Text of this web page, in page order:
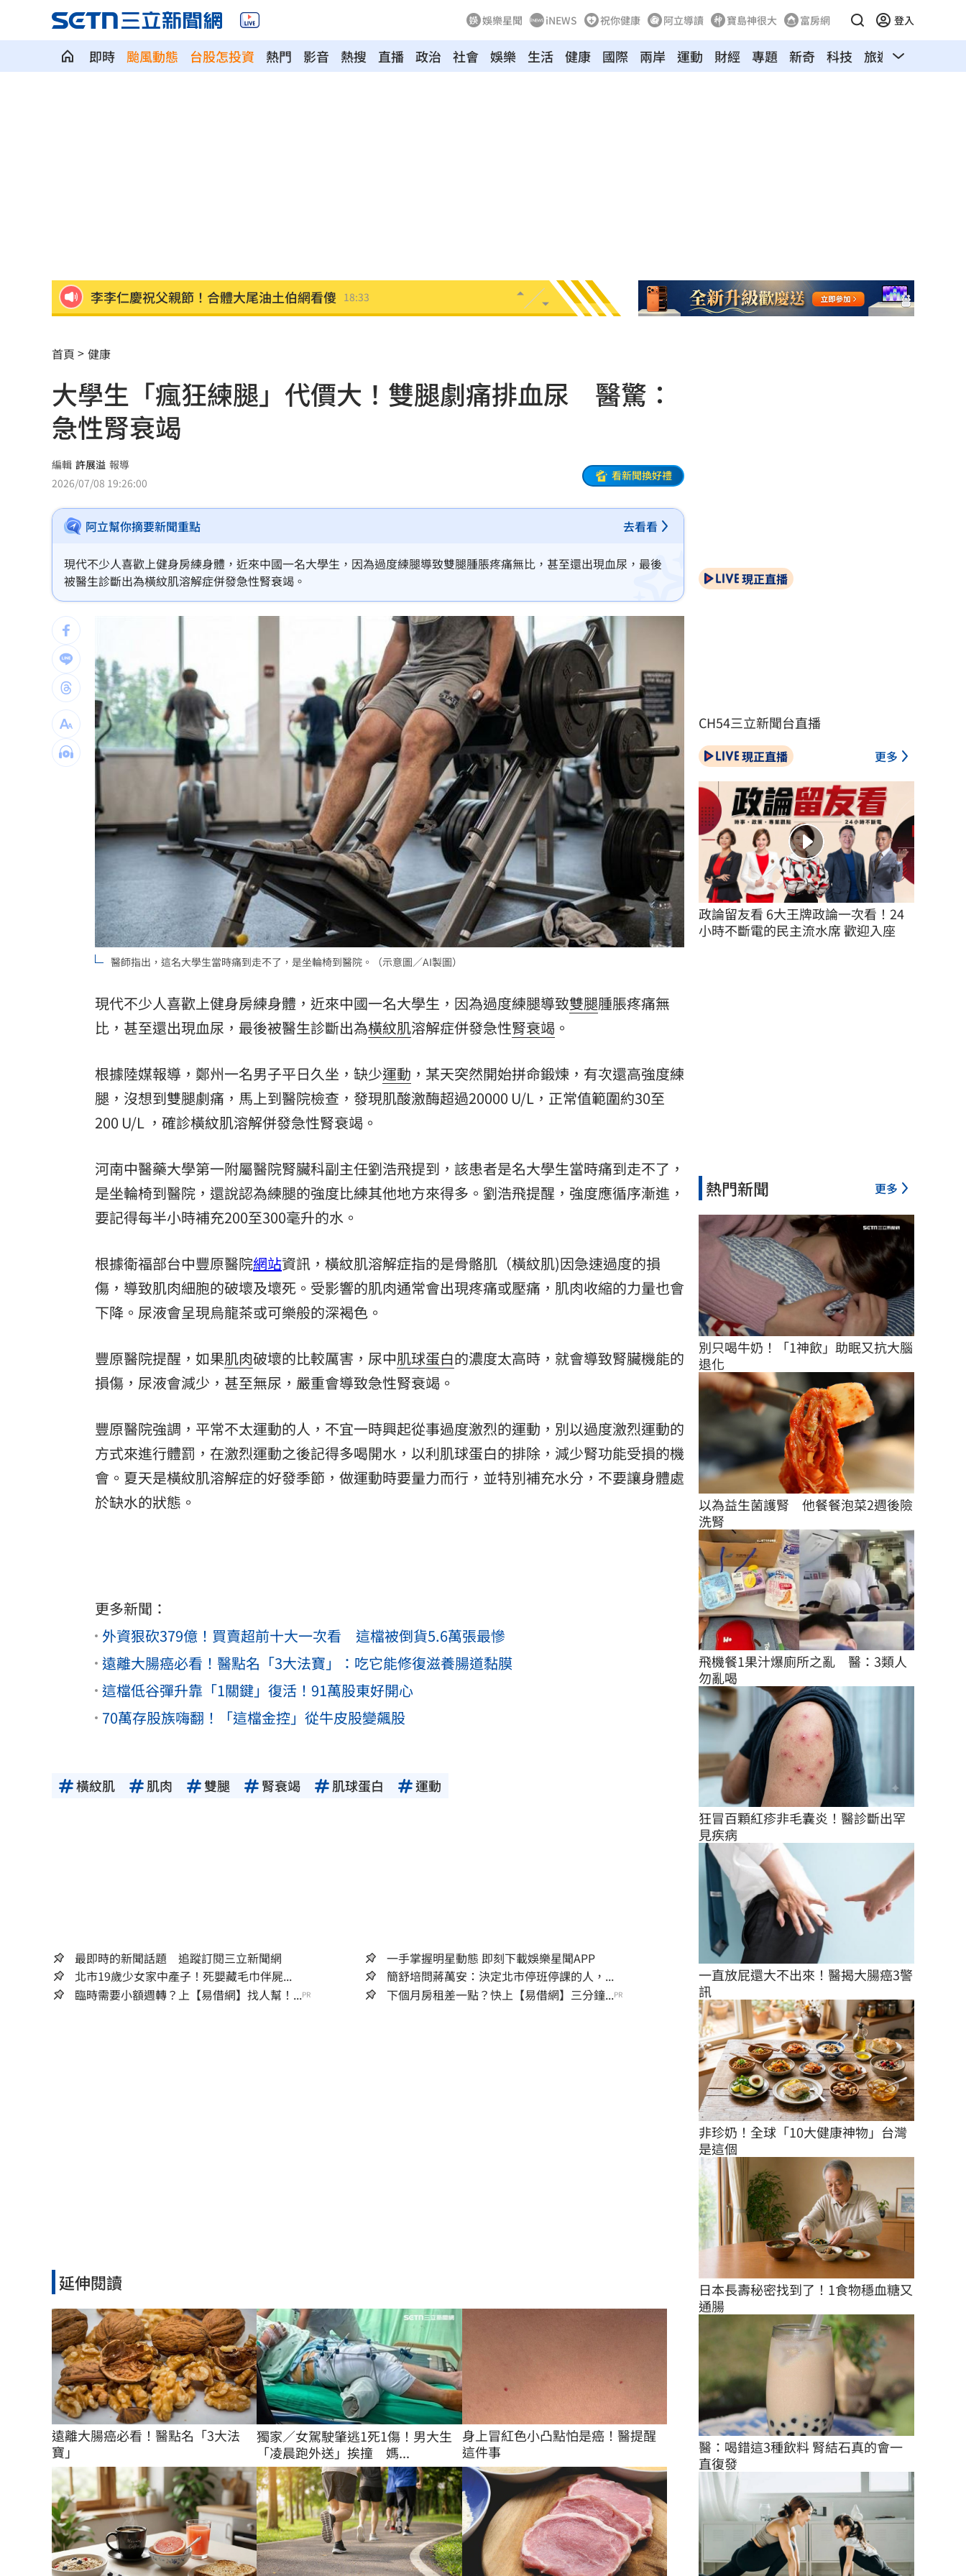
娛樂星聞 iNEWS 祝你健康 阿立導讀 寶島神很大 富房網 登入
即時 颱風動態 台股怎投資 熱門 影音 熱搜 直播 政治 社會 娛樂 生活 健康 國際 兩岸 運動 財經 專題 新奇 科技 旅遊 汽車
小孩不願繫安全帶！全機乘客慘滯留一晚 18:32
台灣高中生超神！這賽事拿下1金2銀2銅
二伯衣印哈哈鄙卑 專家：別穿去日本被笑 18:27
向中國洩半導體機密 前SK海力士員工慘了
基隆房仲淹水控回覆不實 公所：門牌誤會
戰疫苗！他再批蔣萬安：神也是你鬼也是你
星二代闖好聲音挨轟 歌手親姊心疼發聲了
命理師騙「子宮有嬰靈」拿雞蛋性侵得逞 18:13
黃仁勳告白喜歡華莎！她尬稱：不知他是誰 18:10
風大雨大沒放假？她轟蔣萬安用1句話卸責 18:09
白海豚沒陸警卻比巴威有感！氣象署曝關鍵 18:09
台灣彩券開獎直播中 20:31
LIVE三立+24小時直播
三立iNEWS新聞台線上直播 18:00
商場戰國來臨 台中「頂奢大道」逐漸成形 12:00
台彩父親節推新刮刮樂千萬頭獎超「爸」氣 12:00
「拍片人的多重宇宙」職涯論壇9/12登場！
8國球員齊聚高雄 Formosa 7s掀足球熱潮 10:00
首頁 健康
大學生「瘋狂練腿」代價大！雙腿劇痛排血尿 醫驚：
急性腎衰竭
編輯 許展溢 報導
2026/07/08 19:26:00
看新聞換好禮
阿立幫你摘要新聞重點 去看看
現代不少人喜歡上健身房練身體，近來中國一名大學生，因為過度練腿導致雙腿腫脹疼痛無比，甚至還出現血尿，最後
被醫生診斷出為橫紋肌溶解症併發急性腎衰竭。
醫師指出，這名大學生當時痛到走不了，是坐輪椅到醫院。（示意圖／AI製圖）
現代不少人喜歡上健身房練身體，近來中國一名大學生，因為過度練腿導致雙腿腫脹疼痛無
比，甚至還出現血尿，最後被醫生診斷出為橫紋肌溶解症併發急性腎衰竭 。
根據陸媒報導，鄭州一名男子平日久坐，缺少運動 ，某天突然開始拼命鍛煉，有次還高強度練
腿，沒想到雙腿劇痛，馬上到醫院檢查，發現肌酸激酶超過20000 U/L，正常值範圍約30至
200 U/L ，確診橫紋肌溶解併發急性腎衰竭。
河南中醫藥大學第一附屬醫院腎臟科副主任劉浩飛提到，該患者是名大學生當時痛到走不了，
是坐輪椅到醫院，還說認為練腿的強度比練其他地方來得多。劉浩飛提醒，強度應循序漸進，
要記得每半小時補充200至300毫升的水。
根據衛福部台中豐原醫院網站資訊，橫紋肌溶解症指的是骨骼肌（橫紋肌)因急速過度的損
傷，導致肌肉細胞的破壞及壞死。受影響的肌肉通常會出現疼痛或壓痛，肌肉收縮的力量也會
下降。尿液會呈現烏龍茶或可樂般的深褐色。
豐原醫院提醒，如果肌肉破壞的比較厲害，尿中肌球蛋白的濃度太高時，就會導致腎臟機能的
損傷，尿液會減少，甚至無尿，嚴重會導致急性腎衰竭。
豐原醫院強調，平常不太運動的人，不宜一時興起從事過度激烈的運動，別以過度激烈運動的
方式來進行體罰，在激烈運動之後記得多喝開水，以利肌球蛋白的排除，減少腎功能受損的機
會。夏天是橫紋肌溶解症的好發季節，做運動時要量力而行，並特別補充水分，不要讓身體處
於缺水的狀態。
更多新聞：
外資狠砍379億！買賣超前十大一次看 這檔被倒貨5.6萬張最慘
遠離大腸癌必看！醫點名「3大法寶」：吃它能修復滋養腸道黏膜
這檔低谷彈升靠「1關鍵」復活！91萬股東好開心
70萬存股族嗨翻！「這檔金控」從牛皮股變飆股
橫紋肌 肌肉 雙腿 腎衰竭 肌球蛋白 運動
最即時的新聞話題 追蹤訂閱三立新聞網
一手掌握明星動態 即刻下載娛樂星聞APP
北市19歲少女家中產子！死嬰藏毛巾伴屍...
簡舒培問蔣萬安：決定北市停班停課的人，...
臨時需要小額週轉？上【易借網】找人幫！...PR 下個月房租差一點？快上【易借網】三分鐘...PR
延伸閱讀
遠離大腸癌必看！醫點名「3大法
寶」
獨家／女駕駛肇逃1死1傷！男大生
「凌晨跑外送」挨撞 媽...
身上冒紅色小凸點怕是癌！醫提醒
這件事
現正直播
CH54三立新聞台直播
現正直播 更多
政論留友看 6大王牌政論一次看！24
小時不斷電的民主流水席 歡迎入座
熱門新聞 更多
別只喝牛奶！「1神飲」助眠又抗大腦
退化
以為益生菌護腎　他餐餐泡菜2週後險
洗腎
飛機餐1果汁爆廁所之亂　醫：3類人
勿亂喝
狂冒百顆紅疹非毛囊炎！醫診斷出罕
見疾病
一直放屁還大不出來！醫揭大腸癌3警
訊
非珍奶！全球「10大健康神物」台灣
是這個
日本長壽秘密找到了！1食物穩血糖又
通腸
醫：喝錯這3種飲料 腎結石真的會一
直復發